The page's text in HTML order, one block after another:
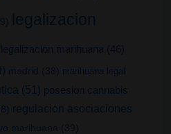
legalizacion
legalizacion marihuana (46)
madrid (38)
marihuana legal
(51) posesion cannabis
regulacion asociaciones
marihuana (39)